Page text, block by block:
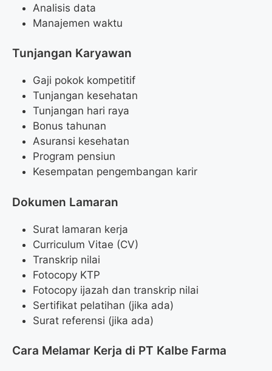
Analisis data
Manajemen waktu
Tunjangan Karyawan
Gaji pokok kompetitif
Tunjangan kesehatan
Tunjangan hari raya
Bonus tahunan
Asuransi kesehatan
Program pensiun
Kesempatan pengembangan karir
Dokumen Lamaran
Surat lamaran kerja
Curriculum Vitae (CV)
Transkrip nilai
Fotocopy KTP
Fotocopy ijazah dan transkrip nilai
Sertifikat pelatihan (jika ada)
Surat referensi (jika ada)
Cara Melamar Kerja di PT Kalbe Farma